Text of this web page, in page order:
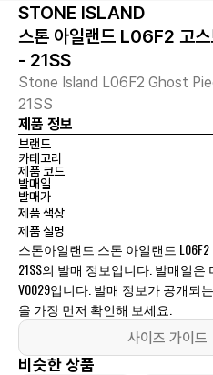
STONE ISLAND
스톤 아일랜드 L06F2 고스
- 21SS
Stone Island L06F2 Ghost
21SS
제품 정보
브랜드
카테고리
제품 코드
발매일
발매가
제품 색상
제품 설명
스톤아일랜드 스톤 아일랜드
21SS의 발매 정보입니다. 발매일은
V0029입니다. 발매 정보가 공개되
을 가장 먼저 확인해 보세요.
사이즈 가이드
비슷한 상품